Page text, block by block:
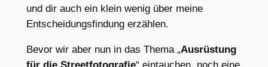
und dir auch ein klein wenig über meine
Entscheidungsfindung erzählen.
Bevor wir aber nun in das Thema „Ausrüstung
für die Streetfotografie“ eintauchen, noch eine